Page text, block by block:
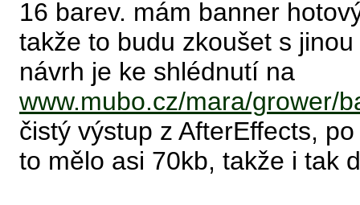
16 barev. mám banner
takže to budu zkoušet s
návrh je ke shlédnutí na
www.mubo.cz/mara/grower/
čistý výstup z AfterEffects,
to mělo asi 70kb, takže i tak